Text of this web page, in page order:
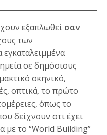
εξαπλωθεί σαν
των
σε δημόσιους
σκηνικό,
οπτικά, το πρώτο
όπως το
δείχνουν οτι έχει
με το “World Building”